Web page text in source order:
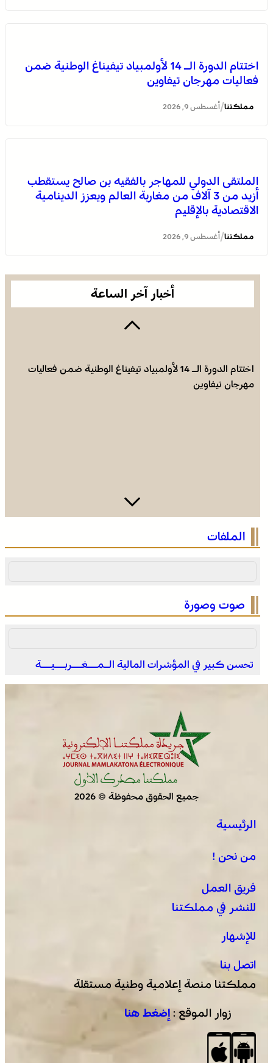
اختتام الدورة الـ 14 لأولمبياد تيفيناغ الوطنية ضمن
فعاليات مهرجان تيفاوين
مملكتنا/أغسطس 9, 2026
الملتقى الدولي للمهاجر بالفقيه بن صالح يستقطب
أزيد من 3 آلاف من مغاربة العالم ويعزز الدينامية
الاقتصادية بالإقليم
مملكتنا/أغسطس 9, 2026
أخبار آخر الساعة
عالميا
عيسى .. أصغر فرسان التبوريدة يحمل مشعل تراث عريق
اختتام الدورة الـ 14 لأولمبياد تيفيناغ الوطنية ضمن فعاليات
مهرجان تيفاوين
آلاف من مغاربة العالم ويعزز الدينامية الاقتصادية بالإقليم
التوقيت الميسر .. بالقانون 59.24، المغرب يساير توجها جامعيا
الملفات
صوت وصورة
تحسن كبير في المؤشرات المالية الـمــغــربــيــة
جميع الحقوق محفوظة © 2026
الرئيسية
من نحن !
فريق العمل
للنشر في مملكتنا
للإشهار
اتصل بنا
مملكتنا منصة إعلامية وطنية مستقلة
زوار الموقع : إضغط هنا